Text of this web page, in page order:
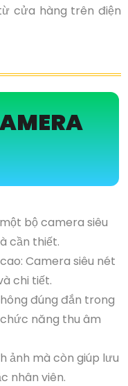
cửa hàng trên điện
bộ camera siêu
cần thiết.
Camera siêu nét
chi tiết.
đúng đắn trong
năng thu âm
ảnh mà còn giúp lưu
nhân viên.